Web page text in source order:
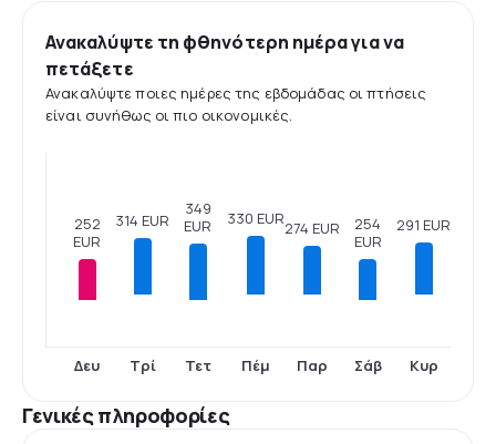
Ανακαλύψτε τη φθηνότερη ημέρα για να
πετάξετε
Ανακαλύψτε ποιες ημέρες της εβδομάδας οι πτήσεις
είναι συνήθως οι πιο οικονομικές.
252
EUR
Δευ
314 EUR
Τρί
349
EUR
Τετ
330 EUR
Πέμ
274 EUR
Παρ
254
EUR
Σάβ
291 EUR
Κυρ
Γενικές πληροφορίες